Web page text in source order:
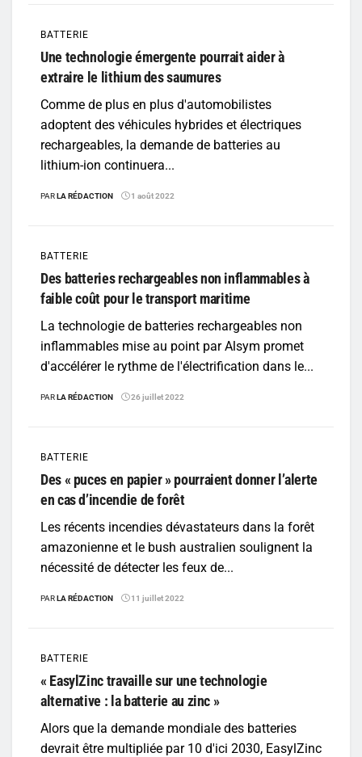
BATTERIE
Une technologie émergente pourrait aider à
extraire le lithium des saumures
Comme de plus en plus d'automobilistes
adoptent des véhicules hybrides et électriques
rechargeables, la demande de batteries au
lithium-ion continuera...
PARLA RÉDACTION 1 août 2022
BATTERIE
Des batteries rechargeables non inflammables à
faible coût pour le transport maritime
La technologie de batteries rechargeables non
inflammables mise au point par Alsym promet
d'accélérer le rythme de l'électrification dans le...
PARLA RÉDACTION 26 juillet 2022
BATTERIE
Des « puces en papier » pourraient donner l’alerte
en cas d’incendie de forêt
Les récents incendies dévastateurs dans la forêt
amazonienne et le bush australien soulignent la
nécessité de détecter les feux de...
PARLA RÉDACTION 11 juillet 2022
BATTERIE
« EasylZinc travaille sur une technologie
alternative : la batterie au zinc »
Alors que la demande mondiale des batteries
devrait être multipliée par 10 d'ici 2030, EasylZinc